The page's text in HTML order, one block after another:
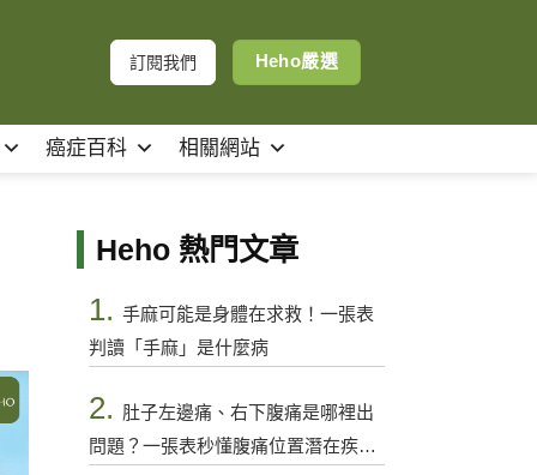
訂閱我們 Heho嚴選
癌症百科 相關網站
Heho 熱門文章
1. 手麻可能是身體在求救！一張表
判讀「手麻」是什麼病
2. 肚子左邊痛、右下腹痛是哪裡出
問題？一張表秒懂腹痛位置潛在疾病